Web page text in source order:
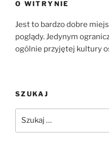
O WITRYNIE
Jest to bardzo dobre
poglądy. Jedynym
ogólnie przyjętej kultury
SZUKAJ